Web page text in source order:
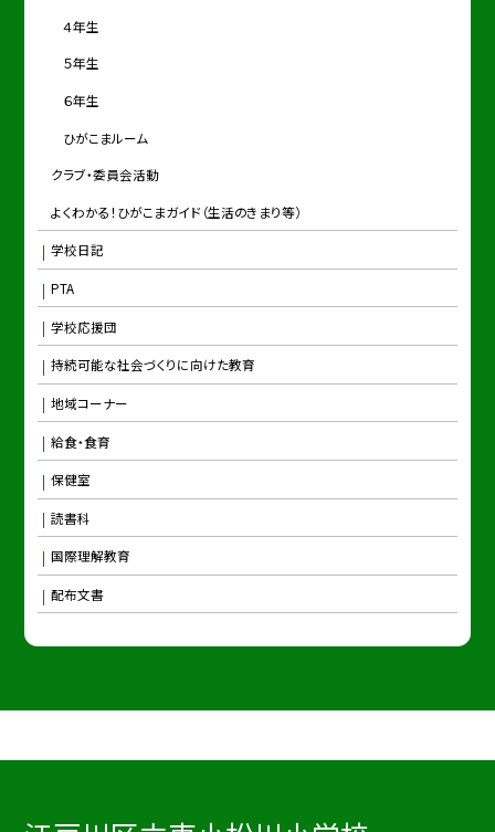
４年生
５年生
６年生
ひがこまルーム
クラブ・委員会活動
よくわかる！ひがこまガイド（生活のきまり等）
学校日記
PTA
学校応援団
持続可能な社会づくりに向けた教育
地域コーナー
給食・食育
保健室
読書科
国際理解教育
配布文書